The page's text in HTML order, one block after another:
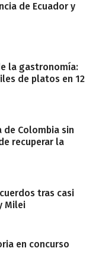
de Ecuador y
la gastronomía:
de platos en 12
de Colombia sin
recuperar la
tras casi
Milei
en concurso